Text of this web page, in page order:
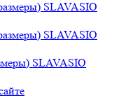
SLAVASIO